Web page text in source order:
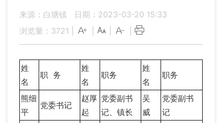
来源：白塘镇
日期：2023-03-20 15:33
浏览量： 3721
姓
名
职 务
姓
名
职务
姓
名
职务
熊细
平
党委书记
赵厚
起
党委副书
记、镇长
吴
威
党委副书
记